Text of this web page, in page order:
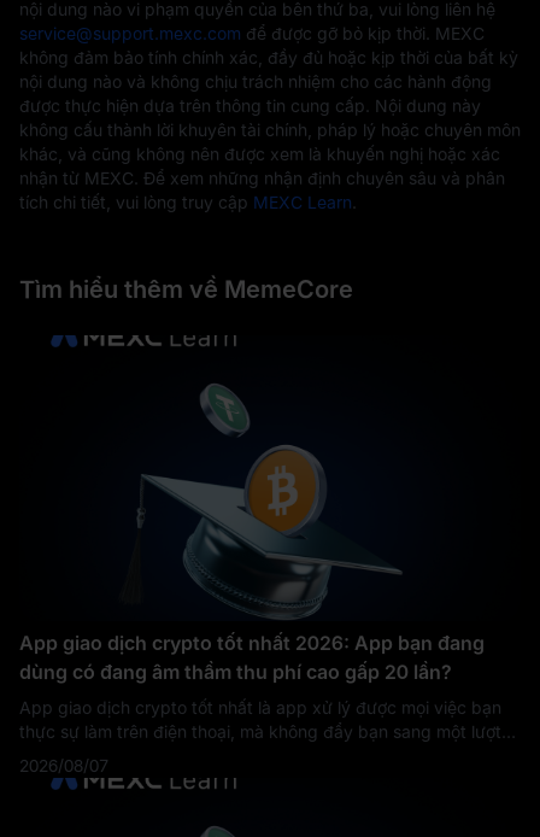
nội dung nào vi phạm quyền của bên thứ ba, vui lòng liên hệ
service@support.mexc.com để được gỡ bỏ kịp thời. MEXC
không đảm bảo tính chính xác, đầy đủ hoặc kịp thời của bất kỳ
nội dung nào và không chịu trách nhiệm cho các hành động
được thực hiện dựa trên thông tin cung cấp. Nội dung này
không cấu thành lời khuyên tài chính, pháp lý hoặc chuyên môn
khác, và cũng không nên được xem là khuyến nghị hoặc xác
nhận từ MEXC. Để xem những nhận định chuyên sâu và phân
tích chi tiết, vui lòng truy cập MEXC Learn
Tìm hiểu thêm về MemeCore
App giao dịch crypto tốt nhất 2026: App bạn đang
dùng có đang âm thầm thu phí cao gấp 20 lần?
App giao dịch crypto tốt nhất là app xử lý được mọi việc bạn
thực sự làm trên điện thoại, mà không đẩy bạn sang một lượt
tải thứ hai hay một luồng đặt lệnh tốn kém hơn. Theo tiêu chí
đó, MEXC dẫn đầu
2026/08/07